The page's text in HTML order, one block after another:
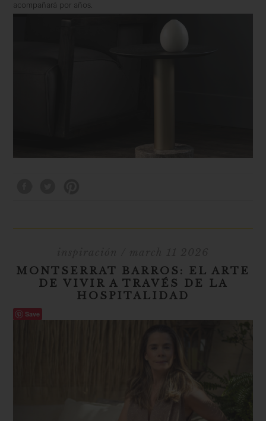
acompañará por años.
MONTSERRAT BARROS: EL ARTE
DE VIVIR A TRAVÉS DE LA
HOSPITALIDAD
Save